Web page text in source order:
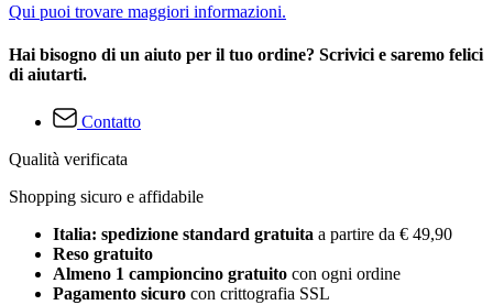
Qui puoi trovare maggiori informazioni.
Hai bisogno di un aiuto per il tuo ordine? Scrivici e saremo felici
di aiutarti.
Contatto
Qualità verificata
Shopping sicuro e affidabile
Italia: spedizione standard gratuita a partire da € 49,90
Reso gratuito
Almeno 1 campioncino gratuito con ogni ordine
Pagamento sicuro con crittografia SSL